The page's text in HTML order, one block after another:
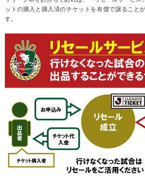
ットの購入と購入済のチケットを有償で譲ること
す。